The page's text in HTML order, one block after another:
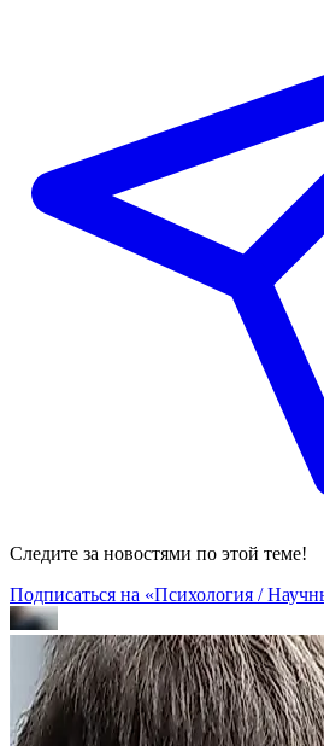
Следите за новостями по этой теме!
Подписаться на «Психология /